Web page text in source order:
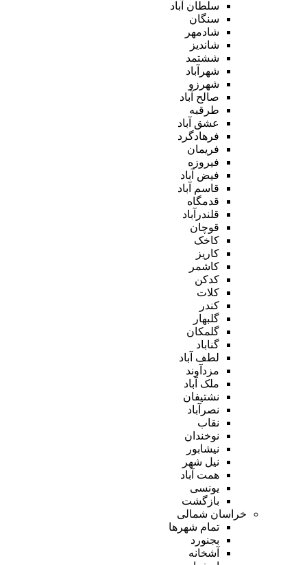
سلطان آباد
سنگان
شادمهر
شاندیز
ششتمد
شهرآباد
شهرزو
صالح آباد
طرقبه
عشق آباد
فرهادگرد
فریمان
فیروزه
فیض آباد
قاسم آباد
قدمگاه
قلندرآباد
قوچان
کاخک
کاریز
کاشمر
کدکن
کلات
کندر
گلبهار
گلمکان
گناباد
لطف آباد
مزدآوند
ملک آباد
نشتیفان
نصرآباد
نقاب
نوخندان
نیشابور
نیل شهر
همت آباد
یونسی
بازگشت
خراسان شمالی
تمام شهر‌ها
بجنورد
آشخانه